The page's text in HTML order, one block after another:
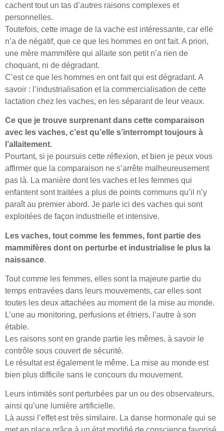
cachent tout un tas d’autres raisons complexes et
personnelles.
Toutefois, cette image de la vache est intéressante, car elle
n’a de négatif, que ce que les hommes en ont fait. A priori,
une mère mammifère qui allaite son petit n’a rien de
choquant, ni de dégradant.
C’est ce que les hommes en ont fait qui est dégradant. A
savoir : l’industrialisation et la commercialisation de cette
lactation chez les vaches, en les séparant de leur veaux.
Ce que je trouve surprenant dans cette comparaison
avec les vaches, c’est qu’elle s’interrompt toujours à
l’allaitement.
Pourtant, si je poursuis cette réflexion, et bien je peux vous
affirmer que la comparaison ne s’arrête malheureusement
pas là. La manière dont les vaches et les femmes qui
enfantent sont traitées a plus de points communs qu’il n’y
paraît au premier abord. Je parle ici des vaches qui sont
exploitées de façon industrielle et intensive.
Les vaches, tout comme les femmes, font partie des
mammifères dont on perturbe et industrialise le plus la
naissance.
Tout comme les femmes, elles sont la majeure partie du
temps entravées dans leurs mouvements, car elles sont
toutes les deux attachées au moment de la mise au monde.
L’une au monitoring, perfusions et étriers, l’autre à son
étable.
Les raisons sont en grande partie les mêmes, à savoir le
contrôle sous couvert de sécurité.
Le résultat est également le même. La mise au monde est
bien plus difficile sans le concours du mouvement.
Leurs intimités sont perturbées par un ou des observateurs,
ainsi qu’une lumière artificielle.
Là aussi l’effet est très similaire. La danse hormonale qui se